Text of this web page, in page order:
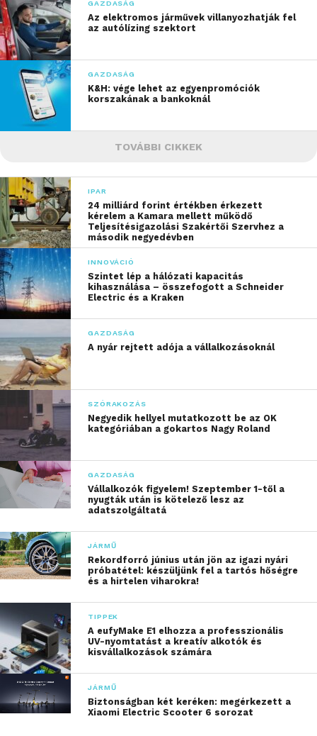
GAZDASÁG
Az elektromos járművek villanyozhatják fel
az autólízing szektort
GAZDASÁG
K&H: vége lehet az egyenpromóciók
korszakának a bankoknál
TOVÁBBI CIKKEK
IPAR
24 milliárd forint értékben érkezett
kérelem a Kamara mellett működő
Teljesítésigazolási Szakértői Szervhez a
második negyedévben
INNOVÁCIÓ
Szintet lép a hálózati kapacitás
kihasználása – összefogott a Schneider
Electric és a Kraken
GAZDASÁG
A nyár rejtett adója a vállalkozásoknál
SZÓRAKOZÁS
Negyedik hellyel mutatkozott be az OK
kategóriában a gokartos Nagy Roland
GAZDASÁG
Vállalkozók figyelem! Szeptember 1-től a
nyugták után is kötelező lesz az
adatszolgáltatá
JÁRMŰ
Rekordforró június után jön az igazi nyári
próbatétel: készüljünk fel a tartós hőségre
és a hirtelen viharokra!
TIPPEK
A eufyMake E1 elhozza a professzionális
UV-nyomtatást a kreatív alkotók és
kisvállalkozások számára
JÁRMŰ
Biztonságban két keréken: megérkezett a
Xiaomi Electric Scooter 6 sorozat